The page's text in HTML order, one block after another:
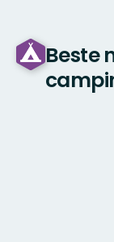
Beste